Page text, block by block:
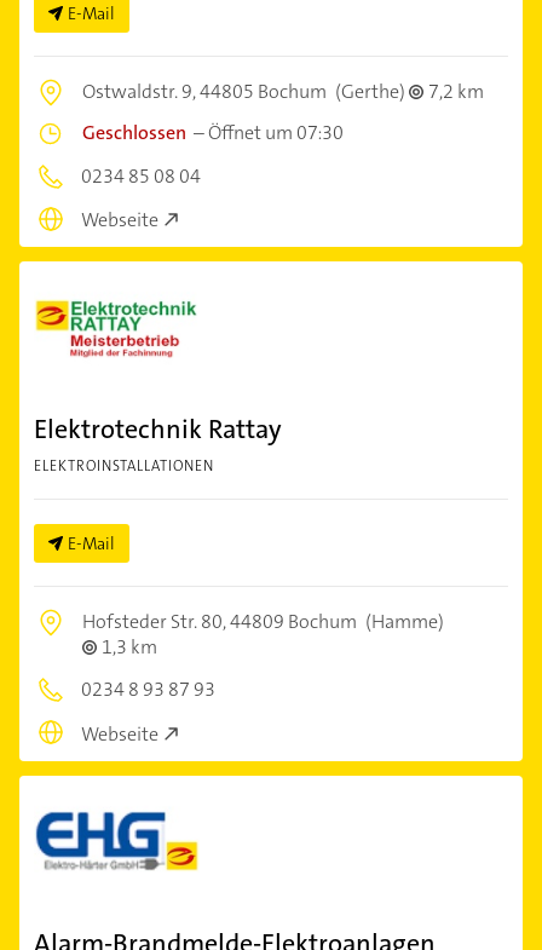
E-Mail
Ostwaldstr. 9,44805 Bochum (Gerthe)
7,2 km
Geschlossen –Öffnet um 07:30
0234 85 08 04
Webseite
Elektrotechnik Rattay
ELEKTROINSTALLATIONEN
E-Mail
Hofsteder Str. 80,44809 Bochum (Hamme)
1,3 km
0234 8 93 87 93
Webseite
Alarm-Brandmelde-Elektroanlagen